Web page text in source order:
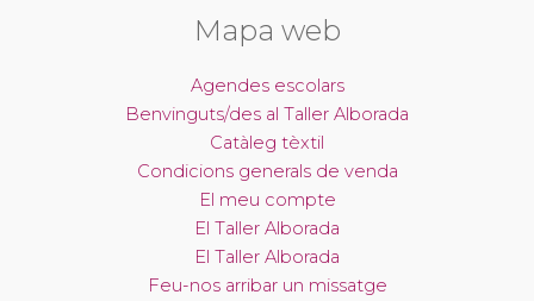
Mapa web
Agendes escolars
Benvinguts/des al Taller Alborada
Catàleg tèxtil
Condicions generals de venda
El meu compte
El Taller Alborada
El Taller Alborada
Feu-nos arribar un missatge